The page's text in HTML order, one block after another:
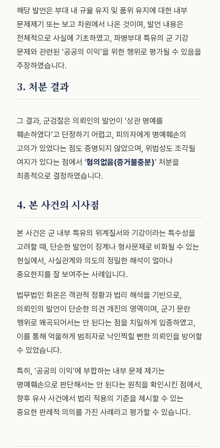
해당 발언은 부대 내 규율 유지 및 품위 유지에 대한 내부
문제제기 또는 보고 차원에서 나온 것이며, 발언 내용은
전체적으로 사실에 기초하였고, 파병부대 특유의 군 기강
문제와 관련된 ‘공공의 이익’을 위한 행위로 평가될 수 있음을
주장하였습니다.
3. 처분 결과
그 결과, 군검찰은 의뢰인의 발언이 ‘상관 명예를
훼손하였다’고 단정하기 어렵고, 피의자에게 명예훼손의
고의가 있었다는 점도 증명되지 않았으며, 위법성도 조각될
여지가 있다는 점에서 ‘혐의없음(증거불충분)’ 처분을
최종적으로 결정하였습니다.
4. 본 사건의 시사점
본 사건은 군 내부 특유의 위계질서와 기강이라는 특수성을
고려할 때, 단순한 발언이 징계나 형사문제로 비화될 수 있는
현실에서, 사실관계와 의도의 정밀한 해석이 얼마나
중요한지를 잘 보여주는 사례입니다.
법무법인 화온은 객관적 정황과 법리 해석을 기반으로,
의뢰인의 발언이 단순한 의견 개진의 영역이며, 군기 문란
행위로 왜곡되어서는 안 된다는 점을 치밀하게 입증하였고,
이를 통해 억울하게 범죄자로 낙인찍힐 뻔한 의뢰인을 방어할
수 있었습니다.
특히, ‘공공의 이익’에 부합하는 내부 문제 제기는
명예훼손으로 판단해서는 안 된다는 원칙을 확인시킨 점에서,
향후 유사 사건에서 법리 적용의 기준을 제시할 수 있는
중요한 판례적 의의를 가진 사례라고 평가할 수 있습니다.